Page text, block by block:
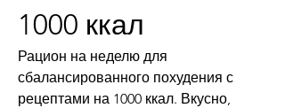
1000 ккал
Рацион на неделю для
сбалансированного похудения с
рецептами на 1000 ккал. Вкусно,